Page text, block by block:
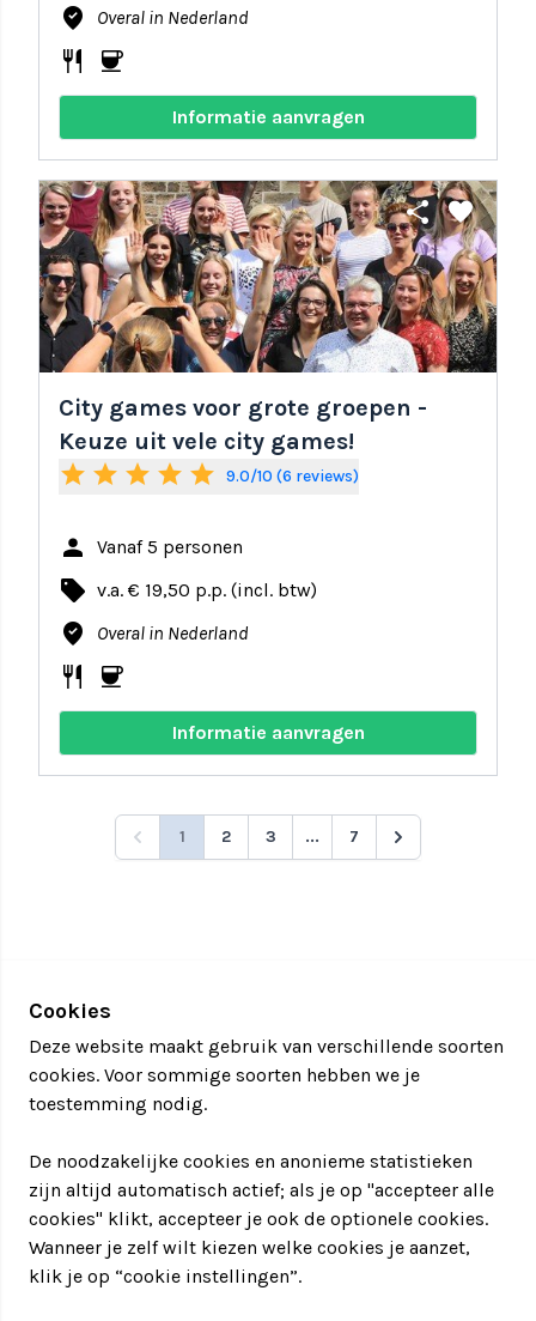
where_to_vote Overal in Nederland
restaurant coffee
Informatie aanvragen
share favorite
City games voor grote groepen -
Keuze uit vele city games!
star star star star star 9.0/10 (6 reviews)
person Vanaf 5 personen
local_offer v.a. € 19,50 p.p. (incl. btw)
where_to_vote Overal in Nederland
restaurant coffee
Informatie aanvragen
1 2 3 ... 7
Cookies
Deze website maakt gebruik van verschillende soorten
cookies. Voor sommige soorten hebben we je
toestemming nodig.
De noodzakelijke cookies en anonieme statistieken
zijn altijd automatisch actief; als je op "accepteer alle
cookies" klikt, accepteer je ook de optionele cookies.
Wanneer je zelf wilt kiezen welke cookies je aanzet,
klik je op “cookie instellingen”.